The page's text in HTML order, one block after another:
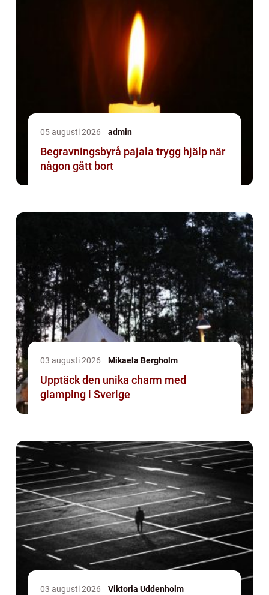
05 augusti 2026 admin
Begravningsbyrå pajala trygg hjälp när
någon gått bort
03 augusti 2026 Mikaela Bergholm
Upptäck den unika charm med
glamping i Sverige
03 augusti 2026 Viktoria Uddenholm